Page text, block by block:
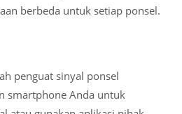
berbeda untuk setiap ponsel.
penguat sinyal ponsel
smartphone Anda untuk